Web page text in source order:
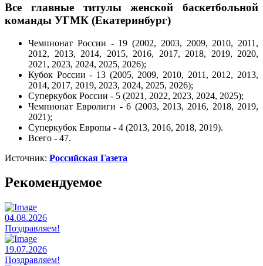
Все главные титулы женской баскетбольной
команды УГМК (Екатеринбург)
Чемпионат России - 19 (2002, 2003, 2009, 2010, 2011,
2012, 2013, 2014, 2015, 2016, 2017, 2018, 2019, 2020,
2021, 2023, 2024, 2025, 2026);
Кубок России - 13 (2005, 2009, 2010, 2011, 2012, 2013,
2014, 2017, 2019, 2023, 2024, 2025, 2026);
Суперкубок России - 5 (2021, 2022, 2023, 2024, 2025);
Чемпионат Евролиги - 6 (2003, 2013, 2016, 2018, 2019,
2021);
Суперкубок Европы - 4 (2013, 2016, 2018, 2019).
Всего - 47.
Источник: Российская Газета
Рекомендуемое
04.08.2026
Поздравляем!
19.07.2026
Поздравляем!